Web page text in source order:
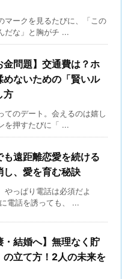
マークを見るたびに、「この
だな」と胸がチ ...
金問題】交通費は？ホ
めないための「賢いル
方
てのデート。会えるのは嬉し
を押すたびに「 ...
遠距離恋愛を続ける
、愛を育む秘訣
やっぱり電話は必須だよ
電話を誘っても、 ...
・結婚へ】無理なく貯
の立て方！2人の未来を